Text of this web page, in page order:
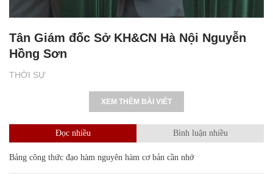
THỜI SỰ
Tân Giám đốc Sở KH&CN Hà Nội Nguyễn
Hồng Sơn
XEM THÊM BÀI VIẾT
Đọc nhiều Bình luận nhiều
Bảng công thức đạo hàm nguyên hàm cơ bản cần nhớ